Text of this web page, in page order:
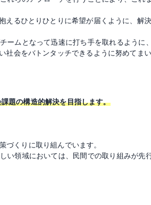
るひとりひとりに希望が届くように、解
ームとなって迅速に打ち手を取れるように
社会をバトンタッチできるように努めてま
題の構造的解決を目指します。
づくりに取り組んでいます。
い領域においては、民間での取り組みが先